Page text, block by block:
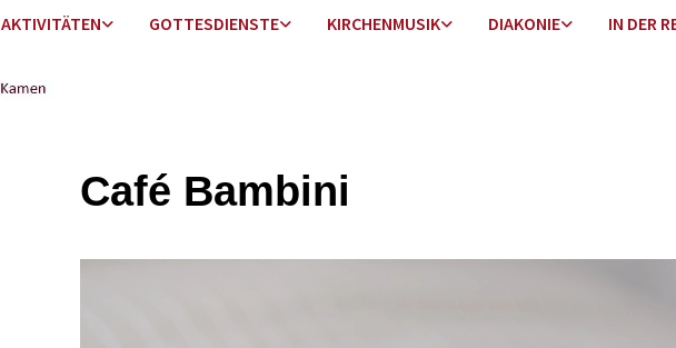
AKTIVITÄTEN GOTTESDIENSTE KIRCHENMUSIK DIAKONIE IN DER
Café Bambini